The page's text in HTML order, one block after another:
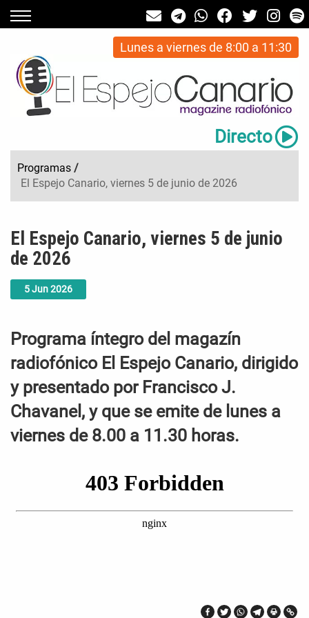
Lunes a viernes de 8:00 a 11:30
Directo
Programas /
El Espejo Canario, viernes 5 de junio de 2026
5Jun2026
El Espejo Canario, viernes 5 de junio
de 2026
Programa íntegro del magazín
radiofónico El Espejo Canario, dirigido
y presentado por Francisco J.
Chavanel, y que se emite de lunes a
viernes de 8.00 a 11.30 horas.